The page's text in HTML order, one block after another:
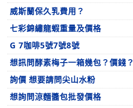
威斯蘭保久乳費用？
七彩錦繡龍蝦重量及價格
G 7咖啡5號7號8號
想訊問酵素梅子一箱幾包？價錢？
詢價 想要請問尖山水粉
想詢問涼麵醬包批發價格